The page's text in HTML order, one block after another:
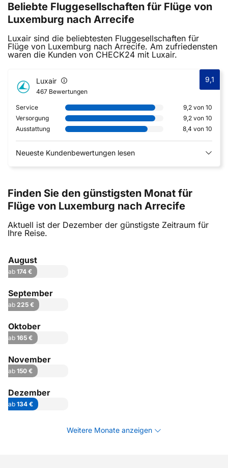
Beliebte Fluggesellschaften für Flüge von
Luxemburg nach Arrecife
Luxair sind die beliebtesten Fluggesellschaften für
Flüge von Luxemburg nach Arrecife. Am zufriedensten
waren die Kunden von CHECK24 mit Luxair.
Luxair
467 Bewertungen
9,1
Service
9,2 von 10
Versorgung
9,2 von 10
Ausstattung
8,4 von 10
Neueste Kundenbewertungen lesen
Finden Sie den günstigsten Monat für
Flüge von Luxemburg nach Arrecife
Aktuell ist der Dezember der günstigste Zeitraum für
Ihre Reise.
August
ab 174 €
September
ab 225 €
Oktober
ab 165 €
November
ab 150 €
Dezember
ab 134 €
Weitere Monate anzeigen